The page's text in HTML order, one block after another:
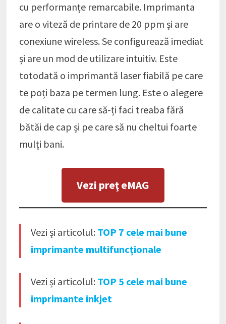
cu performanțe remarcabile. Imprimanta
are o viteză de printare de 20 ppm și are
conexiune wireless. Se configurează imediat
și are un mod de utilizare intuitiv. Este
totodată o imprimantă laser fiabilă pe care
te poți baza pe termen lung. Este o alegere
de calitate cu care să-ți faci treaba fără
bătăi de cap și pe care să nu cheltui foarte
mulți bani.
Vezi preţ eMAG
Vezi și articolul: TOP 7 cele mai bune
imprimante multifuncționale
Vezi și articolul: TOP 5 cele mai bune
imprimante inkjet